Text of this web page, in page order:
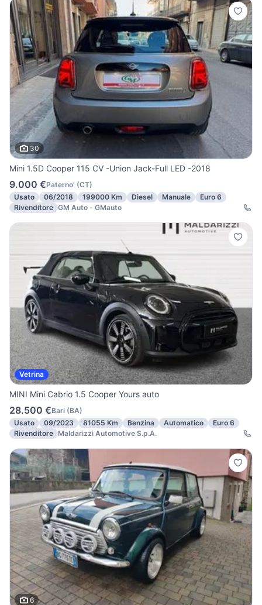
30
Mini 1.5D Cooper 115 CV -Union Jack-Full LED -2018
9.000 €Paterno' (CT)
Usato
06/2018 199000 Km Diesel Manuale
Euro 6
Rivenditore GM Auto - GMauto
Vetrina
MINI Mini Cabrio 1.5 Cooper Yours auto
28.500 €Bari (BA)
Usato
09/2023 81055 Km Benzina Automatico
Euro 6
Rivenditore Maldarizzi Automotive S.p.A.
6